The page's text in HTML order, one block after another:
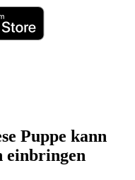
Puppe kann
einbringen